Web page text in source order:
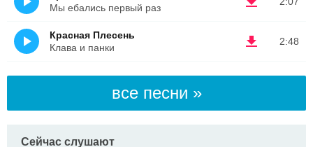
Мы ебались первый раз
2:48
Красная Плесень
Клава и панки
все песни »
Сейчас слушают